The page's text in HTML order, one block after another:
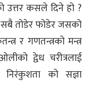
उत्तर कसले दिने हो ?
सबै तोडेर फोडेर जसको
र गणतन्त्रको मन्त्र
द्वेध चरीत्रलाई
निरंकुशता को सज्ञा